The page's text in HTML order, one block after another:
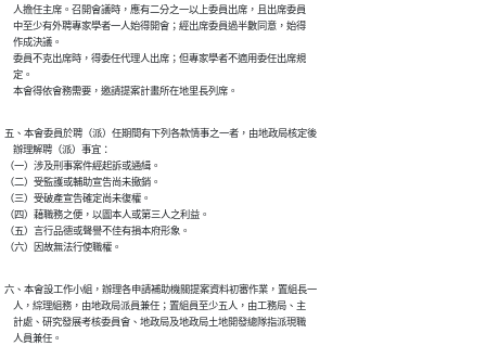
    人擔任主席。召開會議時，應有二分之一以上委員出席，且出席委員
    中至少有外聘專家學者一人始得開會；經出席委員過半數同意，始得
    作成決議。
    委員不克出席時，得委任代理人出席；但專家學者不適用委任出席規
    定。
    本會得依會務需要，邀請提案計畫所在地里長列席。
五、本會委員於聘（派）任期間有下列各款情事之一者，由地政局核定後
    辦理解聘（派）事宜：
（一）涉及刑事案件經起訴或通緝。
（二）受監護或輔助宣告尚未撤銷。
（三）受破產宣告確定尚未復權。
（四）藉職務之便，以圖本人或第三人之利益。
（五）言行品德或聲譽不佳有損本府形象。
（六）因故無法行使職權。
六、本會設工作小組，辦理各申請補助機關提案資料初審作業，置組長一
    人，綜理組務，由地政局派員兼任；置組員至少五人，由工務局、主
    計處、研究發展考核委員會、地政局及地政局土地開發總隊指派現職
    人員兼任。